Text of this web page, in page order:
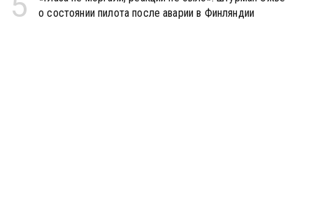
о состоянии пилота после аварии в Финляндии